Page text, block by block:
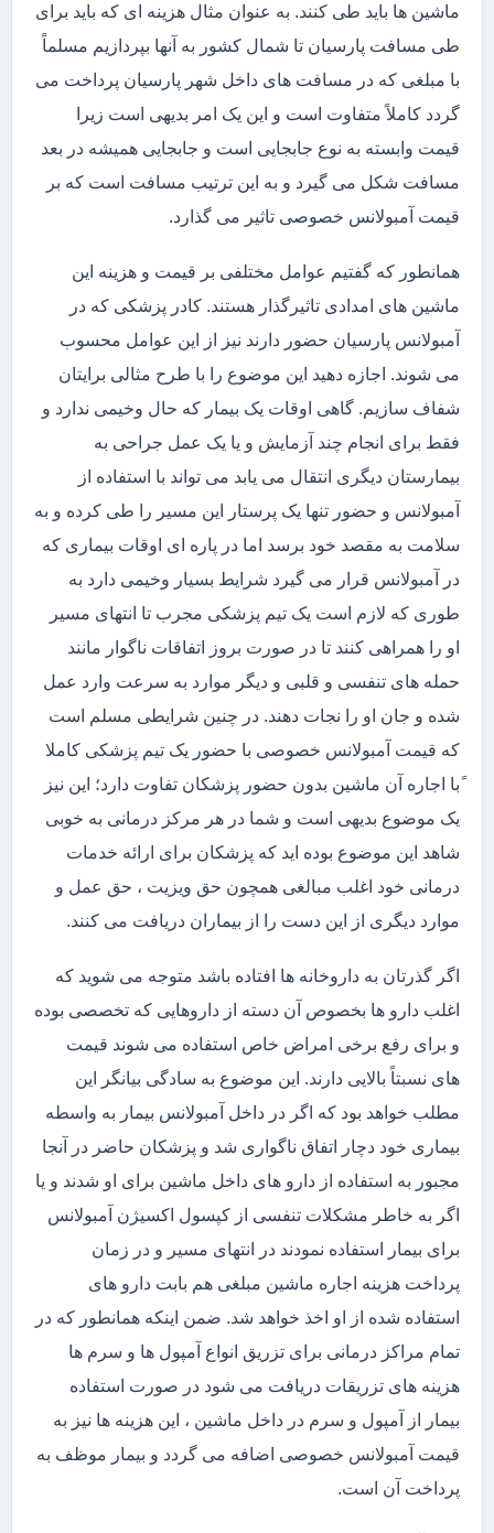
ماشین ها باید طی کنند. به عنوان مثال هزینه ای که باید برای
طی مسافت پارسیان تا شمال کشور به آنها بپردازیم مسلماً
با مبلغی که در مسافت های داخل شهر پارسیان پرداخت می
گردد کاملاً متفاوت است و این یک امر بدیهی است زیرا
قیمت وابسته به نوع جابجایی است و جابجایی همیشه در بعد
مسافت شکل می گیرد و به این ترتیب مسافت است که بر
قیمت آمبولانس خصوصی تاثیر می گذارد.
همانطور که گفتیم عوامل مختلفی بر قیمت و هزینه این
ماشین های امدادی تاثیرگذار هستند. کادر پزشکی که در
آمبولانس پارسیان حضور دارند نیز از این عوامل محسوب
می شوند. اجازه دهید این موضوع را با طرح مثالی برایتان
شفاف سازیم. گاهی اوقات یک بیمار که حال وخیمی ندارد و
فقط برای انجام چند آزمایش و یا یک عمل جراحی به
بیمارستان دیگری انتقال می یابد می تواند با استفاده از
آمبولانس و حضور تنها یک پرستار این مسیر را طی کرده و به
سلامت به مقصد خود برسد اما در پاره ای اوقات بیماری که
در آمبولانس قرار می گیرد شرایط بسیار وخیمی دارد به
طوری که لازم است یک تیم پزشکی مجرب تا انتهای مسیر
او را همراهی کنند تا در صورت بروز اتفاقات ناگوار مانند
حمله های تنفسی و قلبی و دیگر موارد به سرعت وارد عمل
شده و جان او را نجات دهند. در چنین شرایطی مسلم است
که قیمت آمبولانس خصوصی با حضور یک تیم پزشکی کاملا
ًبا اجاره آن ماشین بدون حضور پزشکان تفاوت دارد؛ این نیز
یک موضوع بدیهی است و شما در هر مرکز درمانی به خوبی
شاهد این موضوع بوده اید که پزشکان برای ارائه خدمات
درمانی خود اغلب مبالغی همچون حق ویزیت ، حق عمل و
موارد دیگری از این دست را از بیماران دریافت می کنند.
اگر گذرتان به داروخانه ها افتاده باشد متوجه می شوید که
اغلب دارو ها بخصوص آن دسته از داروهایی که تخصصی بوده
و برای رفع برخی امراض خاص استفاده می شوند قیمت
های نسبتاً بالایی دارند. این موضوع به سادگی بیانگر این
مطلب خواهد بود که اگر در داخل آمبولانس بیمار به واسطه
بیماری خود دچار اتفاق ناگواری شد و پزشکان حاضر در آنجا
مجبور به استفاده از دارو های داخل ماشین برای او شدند و یا
اگر به خاطر مشکلات تنفسی از کپسول اکسیژن آمبولانس
برای بیمار استفاده نمودند در انتهای مسیر و در زمان
پرداخت هزینه اجاره ماشین مبلغی هم بابت دارو های
استفاده شده از او اخذ خواهد شد. ضمن اینکه همانطور که در
تمام مراکز درمانی برای تزریق انواع آمپول ها و سرم ها
هزینه های تزریقات دریافت می شود در صورت استفاده
بیمار از آمپول و سرم در داخل ماشین ، این هزینه ها نیز به
قیمت آمبولانس خصوصی اضافه می گردد و بیمار موظف به
پرداخت آن است.